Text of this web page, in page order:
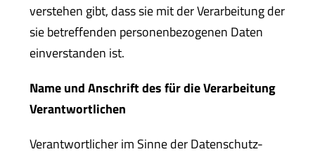
verstehen gibt, dass sie mit der Verarbeitung der
sie betreffenden personenbezogenen Daten
einverstanden ist.
Name und Anschrift des für die Verarbeitung
Verantwortlichen
Verantwortlicher im Sinne der Datenschutz-